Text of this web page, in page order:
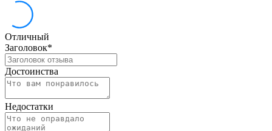
Отличный
Заголовок*
Достоинства
Недостатки